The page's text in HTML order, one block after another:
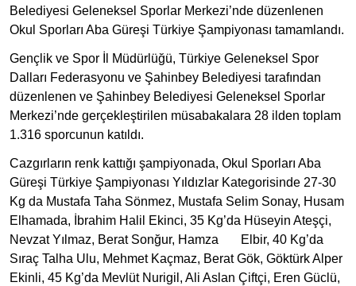
Belediyesi Geleneksel Sporlar Merkezi’nde düzenlenen
Okul Sporları Aba Güreşi Türkiye Şampiyonası tamamlandı.
Gençlik ve Spor İl Müdürlüğü, Türkiye Geleneksel Spor
Dalları Federasyonu ve Şahinbey Belediyesi tarafından
düzenlenen ve Şahinbey Belediyesi Geleneksel Sporlar
Merkezi’nde gerçekleştirilen müsabakalara 28 ilden toplam
1.316 sporcunun katıldı.
Cazgırların renk kattığı şampiyonada, Okul Sporları Aba
Güreşi Türkiye Şampiyonası Yıldızlar Kategorisinde 27-30
Kg da Mustafa Taha Sönmez, Mustafa Selim Sonay, Husam
Elhamada, İbrahim Halil Ekinci, 35 Kg’da Hüseyin Ateşçi,
Nevzat Yılmaz, Berat Sonğur, Hamza Elbir, 40 Kg’da
Sıraç Talha Ulu, Mehmet Kaçmaz, Berat Gök, Göktürk Alper
Ekinli, 45 Kg’da Mevlüt Nurigil, Ali Aslan Çiftçi, Eren Güclü,